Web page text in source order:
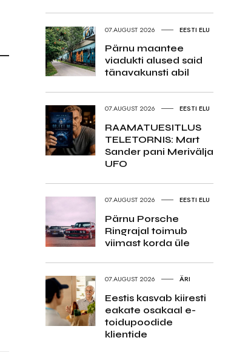
07.AUGUST 2026 EESTI ELU
Pärnu maantee
viadukti alused said
tänavakunsti abil
07.AUGUST 2026 EESTI ELU
RAAMATUESITLUS
TELETORNIS: Mart
Sander pani Merivälja
UFO
07.AUGUST 2026 EESTI ELU
Pärnu Porsche
Ringrajal toimub
viimast korda üle
07.AUGUST 2026 ÄRI
Eestis kasvab kiiresti
eakate osakaal e-
toidupoodide
klientide